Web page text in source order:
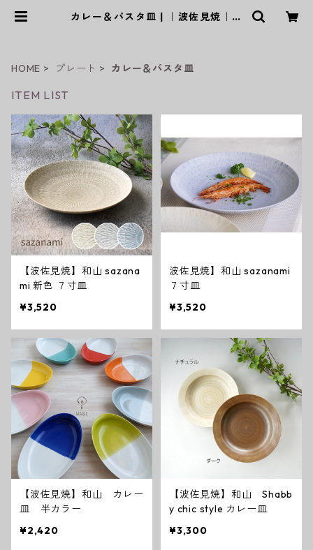
カレー＆パスタ皿 | ｜波佐見焼｜W
HOME プレート カレー＆パスタ皿
ITEM LIST
【波佐見焼】和山 sazana
mi 新色 ７寸皿
¥3,520
波佐見焼】和山 sazanami
７寸皿
¥3,520
【波佐見焼】和山 カレー
皿 半カラー
¥2,420
【波佐見焼】和山 Shabb
y chic style カレー皿
¥3,300